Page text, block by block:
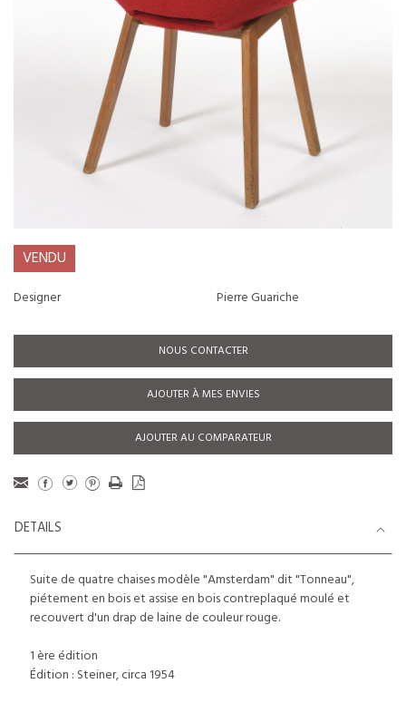
VENDU
Designer Pierre Guariche
NOUS CONTACTER
AJOUTER À MES ENVIES
AJOUTER AU COMPARATEUR
DETAILS
Suite de quatre chaises modèle "Amsterdam" dit "Tonneau",
piétement en bois et assise en bois contreplaqué moulé et
recouvert d'un drap de laine de couleur rouge.
1 ère édition
Édition : Steiner, circa 1954